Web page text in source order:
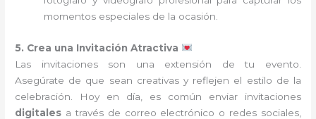
momentos especiales de la ocasión.
5. Crea una Invitación Atractiva
Las invitaciones son una extensión de tu evento.
Asegúrate de que sean creativas y reflejen el estilo de la
celebración. Hoy en día, es común enviar invitaciones
digitales a través de correo electrónico o redes sociales,